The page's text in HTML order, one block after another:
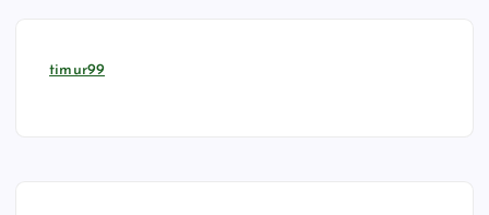
timur99